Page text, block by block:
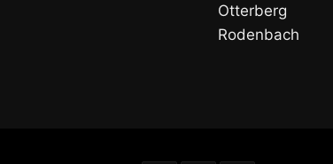
Otterberg
Rodenbach